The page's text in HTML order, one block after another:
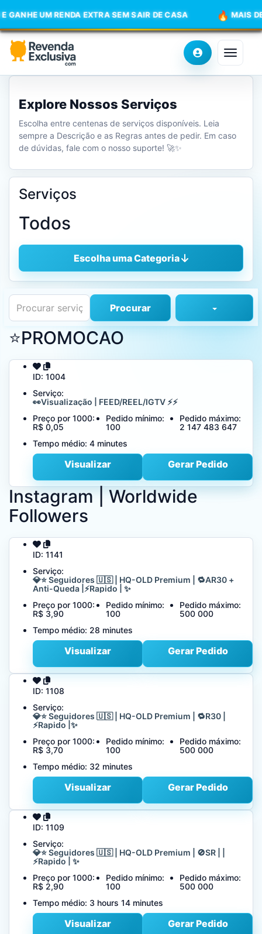
Toggle
Explore Nossos Serviços
Escolha entre centenas de serviços disponíveis. Leia
sempre a Descrição e as Regras antes de pedir. Em caso
de dúvidas, fale com o nosso suporte! 🚀✨
Serviços
Todos
Escolha uma Categoria
Procurar
⭐PROMOCAO
ID: 1004
Serviço:
👀Visualização | FEED/REEL/IGTV ⚡⚡
Preço por 1000:
R$ 0,05
Pedido mínimo:
100
Pedido máximo:
2 147 483 647
Tempo médio: 4 minutes
Visualizar Gerar Pedido
Instagram | Worldwide
Followers
ID: 1141
Serviço:
💎⭐ Seguidores 🇺🇸 | HQ-OLD Premium | 🔁AR30 +
Anti-Queda |⚡Rapido | ✨
Preço por 1000:
R$ 3,90
Pedido mínimo:
100
Pedido máximo:
500 000
Tempo médio: 28 minutes
Visualizar Gerar Pedido
ID: 1108
Serviço:
💎⭐ Seguidores 🇺🇸 | HQ-OLD Premium | 🔁R30 |
⚡Rapido |✨
Preço por 1000:
R$ 3,70
Pedido mínimo:
100
Pedido máximo:
500 000
Tempo médio: 32 minutes
Visualizar Gerar Pedido
ID: 1109
Serviço:
💎⭐ Seguidores 🇺🇸 | HQ-OLD Premium | 🚫SR | |
⚡Rapido | ✨
Preço por 1000:
R$ 2,90
Pedido mínimo:
100
Pedido máximo:
500 000
Tempo médio: 3 hours 14 minutes
Visualizar Gerar Pedido
EXTRA SEM SAIR DE CASA MAIS DE 500 SERVIÇOS